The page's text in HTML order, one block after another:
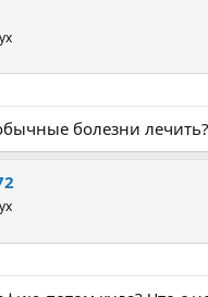
болезни лечить?